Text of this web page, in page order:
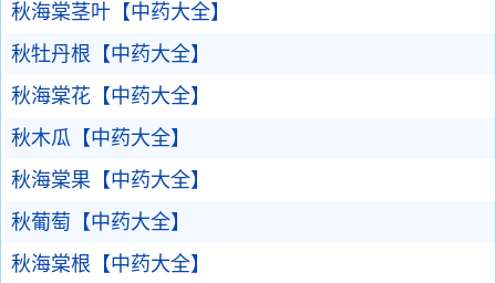
秋海棠茎叶【中药大全】
秋牡丹根【中药大全】
秋海棠花【中药大全】
秋木瓜【中药大全】
秋海棠果【中药大全】
秋葡萄【中药大全】
秋海棠根【中药大全】